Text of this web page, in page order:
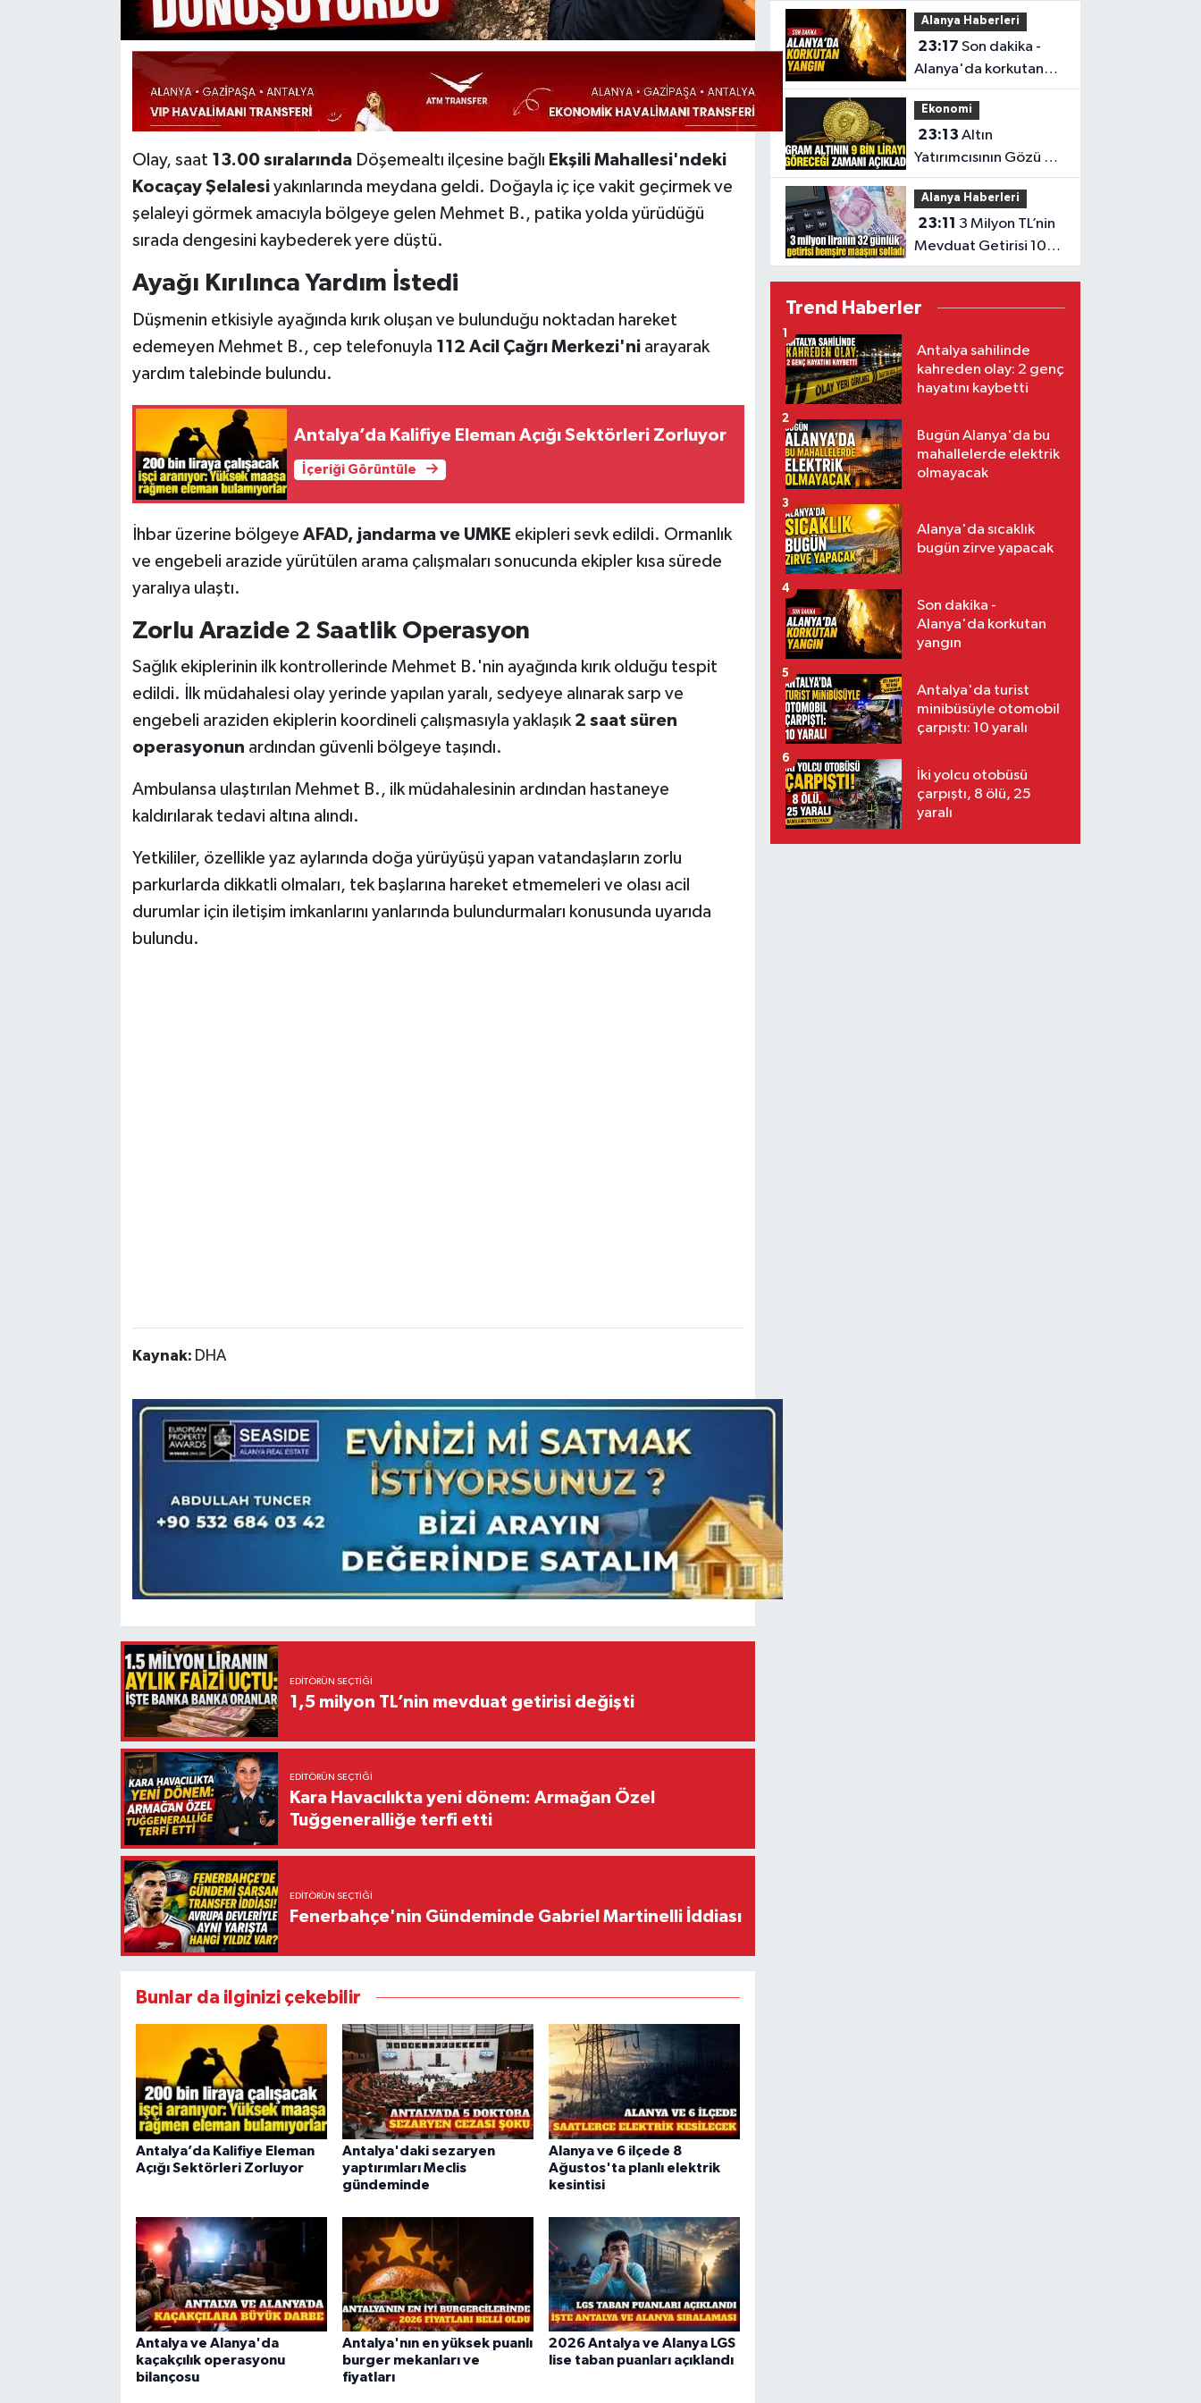
Olay, saat 13.00 sıralarındaDöşemealtı ilçesine bağlı Ekşili Mahallesi'ndeki
Kocaçay Şelalesiyakınlarında meydana geldi. Doğayla iç içe vakit geçirmek ve
şelaleyi görmek amacıyla bölgeye gelen Mehmet B., patika yolda yürüdüğü
sırada dengesini kaybederek yere düştü.
Ayağı Kırılınca Yardım İstedi
Düşmenin etkisiyle ayağında kırık oluşan ve bulunduğu noktadan hareket
edemeyen Mehmet B., cep telefonuyla 112 Acil Çağrı Merkezi'niarayarak
yardım talebinde bulundu.
Antalya’da Kalifiye Eleman Açığı Sektörleri Zorluyor
İçeriği Görüntüle
İhbar üzerine bölgeye AFAD, jandarma ve UMKE ekipleri sevk edildi. Ormanlık
ve engebeli arazide yürütülen arama çalışmaları sonucunda ekipler kısa sürede
yaralıya ulaştı.
Zorlu Arazide 2 Saatlik Operasyon
Sağlık ekiplerinin ilk kontrollerinde Mehmet B.'nin ayağında kırık olduğu tespit
edildi. İlk müdahalesi olay yerinde yapılan yaralı, sedyeye alınarak sarp ve
engebeli araziden ekiplerin koordineli çalışmasıyla yaklaşık 2 saat süren
operasyonun ardından güvenli bölgeye taşındı.
Ambulansa ulaştırılan Mehmet B., ilk müdahalesinin ardından hastaneye
kaldırılarak tedavi altına alındı.
Yetkililer, özellikle yaz aylarında doğa yürüyüşü yapan vatandaşların zorlu
parkurlarda dikkatli olmaları, tek başlarına hareket etmemeleri ve olası acil
durumlar için iletişim imkanlarını yanlarında bulundurmaları konusunda uyarıda
bulundu.
Kaynak: DHA
EDITÖRÜN SEÇTIĞI
1,5 milyon TL’nin mevduat getirisi değişti
EDITÖRÜN SEÇTIĞI
Kara Havacılıkta yeni dönem: Armağan Özel
Tuğgeneralliğe terfi etti
EDITÖRÜN SEÇTIĞI
Fenerbahçe'nin Gündeminde Gabriel Martinelli İddiası
Bunlar da ilginizi çekebilir
Antalya’da Kalifiye Eleman
Açığı Sektörleri Zorluyor
Antalya'daki sezaryen
yaptırımları Meclis
gündeminde
Alanya ve 6 ilçede 8
Ağustos'ta planlı elektrik
kesintisi
Antalya ve Alanya'da
kaçakçılık operasyonu
bilançosu
Antalya'nın en yüksek puanlı
burger mekanları ve
fiyatları
2026 Antalya ve Alanya LGS
lise taban puanları açıklandı
Alanya Haberleri
23:17 Son dakika -
Alanya'da korkutan
yangın
Ekonomi
23:13 Altın
Yatırımcısının Gözü 9
Bin TL’de
Alanya Haberleri
23:11
Mevduat Getirisi 100
Bini Aştı
Trend Haberler
Antalya sahilinde
kahreden olay: 2 genç
hayatını kaybetti
1
Bugün Alanya'da bu
mahallelerde elektrik
olmayacak
2
Alanya'da sıcaklık
bugün zirve yapacak
3
Son dakika -
Alanya'da korkutan
yangın
4
Antalya'da turist
minibüsüyle otomobil
çarpıştı: 10 yaralı
5
İki yolcu otobüsü
çarpıştı, 8 ölü, 25
yaralı
6